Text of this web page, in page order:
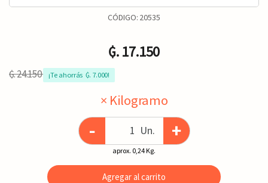
CÓDIGO: 20535
₲. 17.150
₲. 24.150 ¡Te ahorrás  ₲. 7.000!
× Kilogramo
- Un. +
aprox. 0,24 Kg.
Agregar al carrito